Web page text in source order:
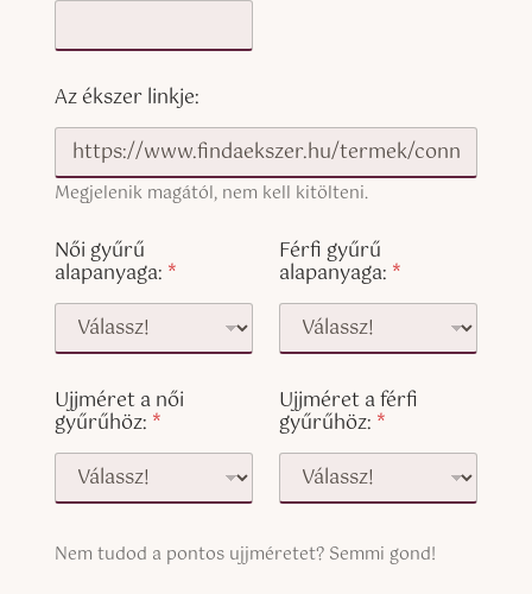
Az ékszer linkje:
Megjelenik magától, nem kell kitölteni.
Női gyűrű
alapanyaga: *
Férfi gyűrű
alapanyaga: *
Ujjméret a női
gyűrűhöz: *
Ujjméret a férfi
gyűrűhöz: *
S
Nem tudod a pontos ujjméretet? Semmi gond!